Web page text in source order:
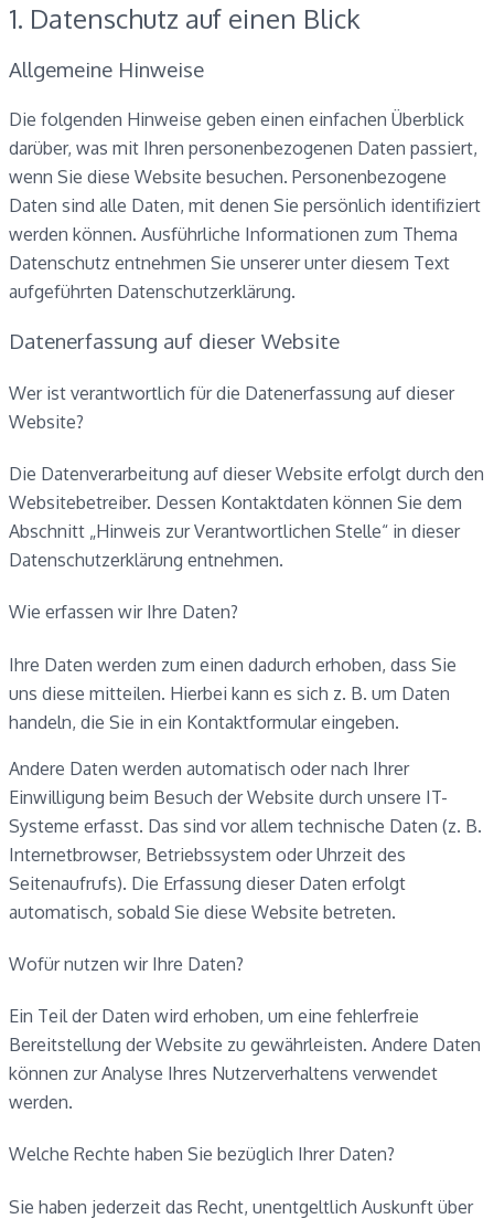
1. Datenschutz auf einen Blick
Allgemeine Hinweise
Die folgenden Hinweise geben einen einfachen Überblick
darüber, was mit Ihren personenbezogenen Daten passiert,
wenn Sie diese Website besuchen. Personenbezogene
Daten sind alle Daten, mit denen Sie persönlich identifiziert
werden können. Ausführliche Informationen zum Thema
Datenschutz entnehmen Sie unserer unter diesem Text
aufgeführten Datenschutzerklärung.
Datenerfassung auf dieser Website
Wer ist verantwortlich für die Datenerfassung auf dieser
Website?
Die Datenverarbeitung auf dieser Website erfolgt durch den
Websitebetreiber. Dessen Kontaktdaten können Sie dem
Abschnitt „Hinweis zur Verantwortlichen Stelle“ in dieser
Datenschutzerklärung entnehmen.
Wie erfassen wir Ihre Daten?
Ihre Daten werden zum einen dadurch erhoben, dass Sie
uns diese mitteilen. Hierbei kann es sich z. B. um Daten
handeln, die Sie in ein Kontaktformular eingeben.
Andere Daten werden automatisch oder nach Ihrer
Einwilligung beim Besuch der Website durch unsere IT-
Systeme erfasst. Das sind vor allem technische Daten (z. B.
Internetbrowser, Betriebssystem oder Uhrzeit des
Seitenaufrufs). Die Erfassung dieser Daten erfolgt
automatisch, sobald Sie diese Website betreten.
Wofür nutzen wir Ihre Daten?
Ein Teil der Daten wird erhoben, um eine fehlerfreie
Bereitstellung der Website zu gewährleisten. Andere Daten
können zur Analyse Ihres Nutzerverhaltens verwendet
werden.
Welche Rechte haben Sie bezüglich Ihrer Daten?
Sie haben jederzeit das Recht, unentgeltlich Auskunft über